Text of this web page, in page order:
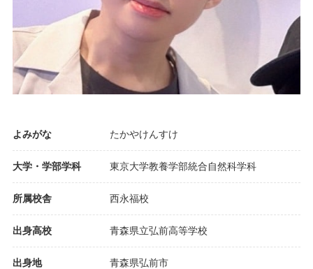
よみがな たかやけんすけ
大学・学部学科 東京大学教養学部統合自然科学科
所属校舎 西永福校
出身高校 青森県立弘前高等学校
出身地 青森県弘前市